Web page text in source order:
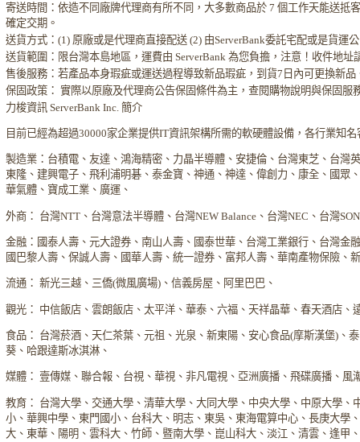
寄送時間：依造不同廠牌代理商有所不同，大多數商品於 7 個工作天能送抵
確定交期。
送貨方式：(1) 原廠或是代理商直接配送 (2) 由ServerBank委託宅配或是貨運
送貨範圍：限台灣本島地區，運費由 ServerBank 為您負擔，注意！收件地址
售後服務：若產品本身瑕疵或運送過程導致新品瑕疵，到貨7日內可更換新品
保固政策： 實際以原廠及代理商公告保固條件為主，查閱購物說明與保固服
力梭資訊 ServerBank Inc. 簡介
目前已經為超過30000家企業提供IT資訊架構所需的軟硬體設備，各行業知名
製造業：台積電、友達、鴻海精密、力晶半導體、安捷倫、台灣東芝、台灣
東隆、建興電子、飛利浦明碁、泰金寶、神通、神達、偉創力、康全、國眾
華氣體、寶成工業、廣運、
外商： 台灣NTT、台灣意法半導體、台灣NEW Balance、台灣NEC、台灣
金融：國泰人壽、元大證券、南山人壽、國泰世華、台灣工業銀行、台灣金
國巴黎人壽、保誠人壽、國華人壽、統一證券、富邦人壽、華南產物保險、
流通： 新光三越、三僑(微風廣場)、信義房屋、阿里巴巴、
觀光： 中信飯店、雲朗飯店、太平洋、華泰、六福、天祥晶華、春天酒店、
食品： 台灣菸酒、天仁茶葉、元祖、光泉、新東陽、安心食品(摩斯漢堡)、
葵、哈跟達斯冰淇淋、
媒體： 壹傳媒、聯合報、台視、華視、非凡電視、亞洲廣播、飛碟廣播、風
教育： 台灣大學、交通大學、清華大學、大同大學、中央大學、中原大學、
小、華興中學、東門國小、台科大、明志、東吳、東海電算中心、長庚大學
大、東華、陽明、雲科大、竹師、暨南大學、崑山科大、淡江、清雲、逢甲